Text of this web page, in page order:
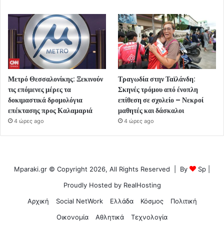
Μετρό Θεσσαλονίκης: Ξεκινούν
τις επόμενες μέρες τα
δοκιμαστικά δρομολόγια
επέκτασης προς Καλαμαριά
4 ώρες ago
Τραγωδία στην Ταϊλάνδη:
Σκηνές τρόμου από ένοπλη
επίθεση σε σχολείο – Νεκροί
μαθητές και δάσκαλοι
4 ώρες ago
Mparaki.gr © Copyright 2026, All Rights Reserved | By Sp
Proudly Hosted by RealHosting
Αρχική
Social NetWork Ελλάδα Κόσμος
Πολιτική
Οικονομία
Αθλητικά Τεχνολογία